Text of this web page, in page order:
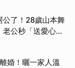
公了！28歲山本舞
公秒「送愛心」
婚！曬一家人溫